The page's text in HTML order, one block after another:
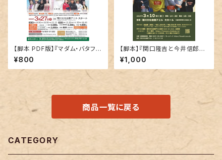
【脚本 PDF版】『マダム・バタフラ
イ～三浦環ものがたり～』
¥800
【脚本】『関口隆吉と今井信郎～
幕末明治に懸けた志士～』
¥1,000
商品一覧に戻る
CATEGORY